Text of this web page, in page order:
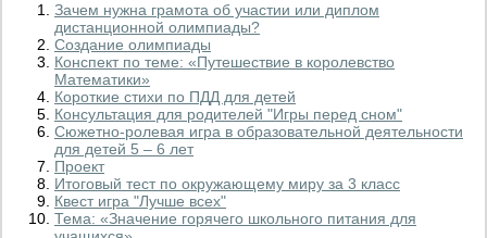
Зачем нужна грамота об участии или диплом
дистанционной олимпиады?
Создание олимпиады
Конспект по теме: «Путешествие в королевство
Математики»
Короткие стихи по ПДД для детей
Консультация для родителей "Игры перед сном"
Сюжетно-ролевая игра в образовательной деятельности
для детей 5 – 6 лет
Проект
Итоговый тест по окружающему миру за 3 класс
Квест игра "Лучше всех"
Тема: «Значение горячего школьного питания для